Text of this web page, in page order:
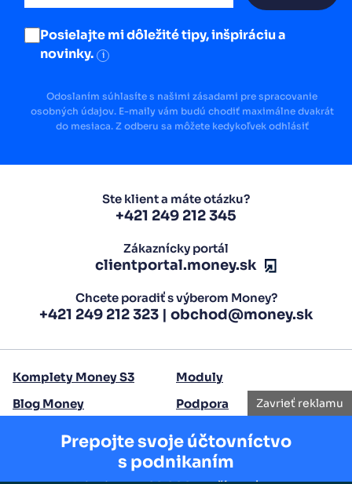
Zavrieť reklamu
Prepojte svoje účtovníctvo
s podnikaním
Posielajte mi dôležité tipy, inšpiráciu a
novinky.
i
Odoslaním súhlasíte s našimi zásadami pre spracovanie
osobných údajov. E-maily vám budú chodiť maximálne dvakrát
do mesiaca. Z odberu sa môžete kedykoľvek odhlásiť
Ste klient a máte otázku?
+421 249 212 345
Zákaznícky portál
clientportal.money.sk
Chcete poradiť s výberom Money?
+421 249 212 323| obchod@money.sk
Komplety Money S3
Moduly
Blog Money
Podpora
Copyright 2026 Seyfor Slovensko, a.s.